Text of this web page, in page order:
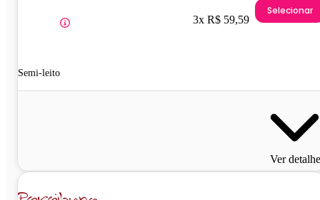
Semi-leito
3x R$ 59,59
Selecionar
Ver